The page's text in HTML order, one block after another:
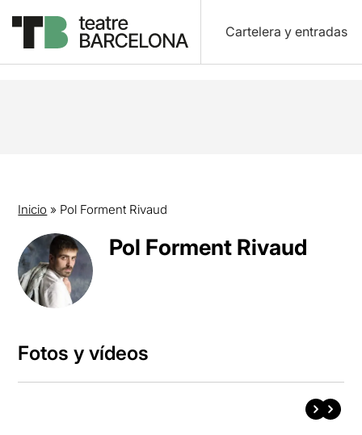
Cartelera y entradas
Inicio » Pol Forment Rivaud
Pol Forment Rivaud
Fotos y vídeos